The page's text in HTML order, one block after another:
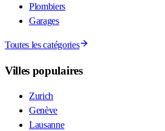
Plombiers
Garages
Toutes les catégories
Villes populaires
Zurich
Genève
Lausanne